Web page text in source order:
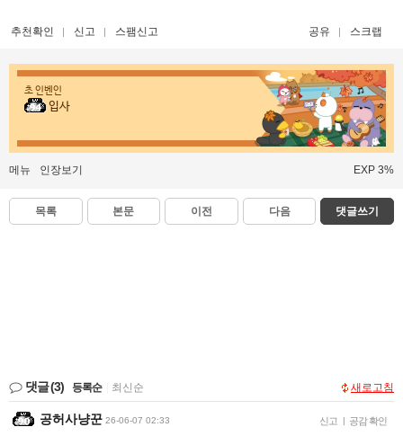
추천확인 신고 스팸신고 공유 스크랩
초 인벤인
입사
메뉴 인장보기 EXP 3%
목록 본문 이전 다음 댓글쓰기
댓글(3) 등록순 최신순 새로고침
공허사냥꾼 26-06-07 02:33 신고 | 공감 확인